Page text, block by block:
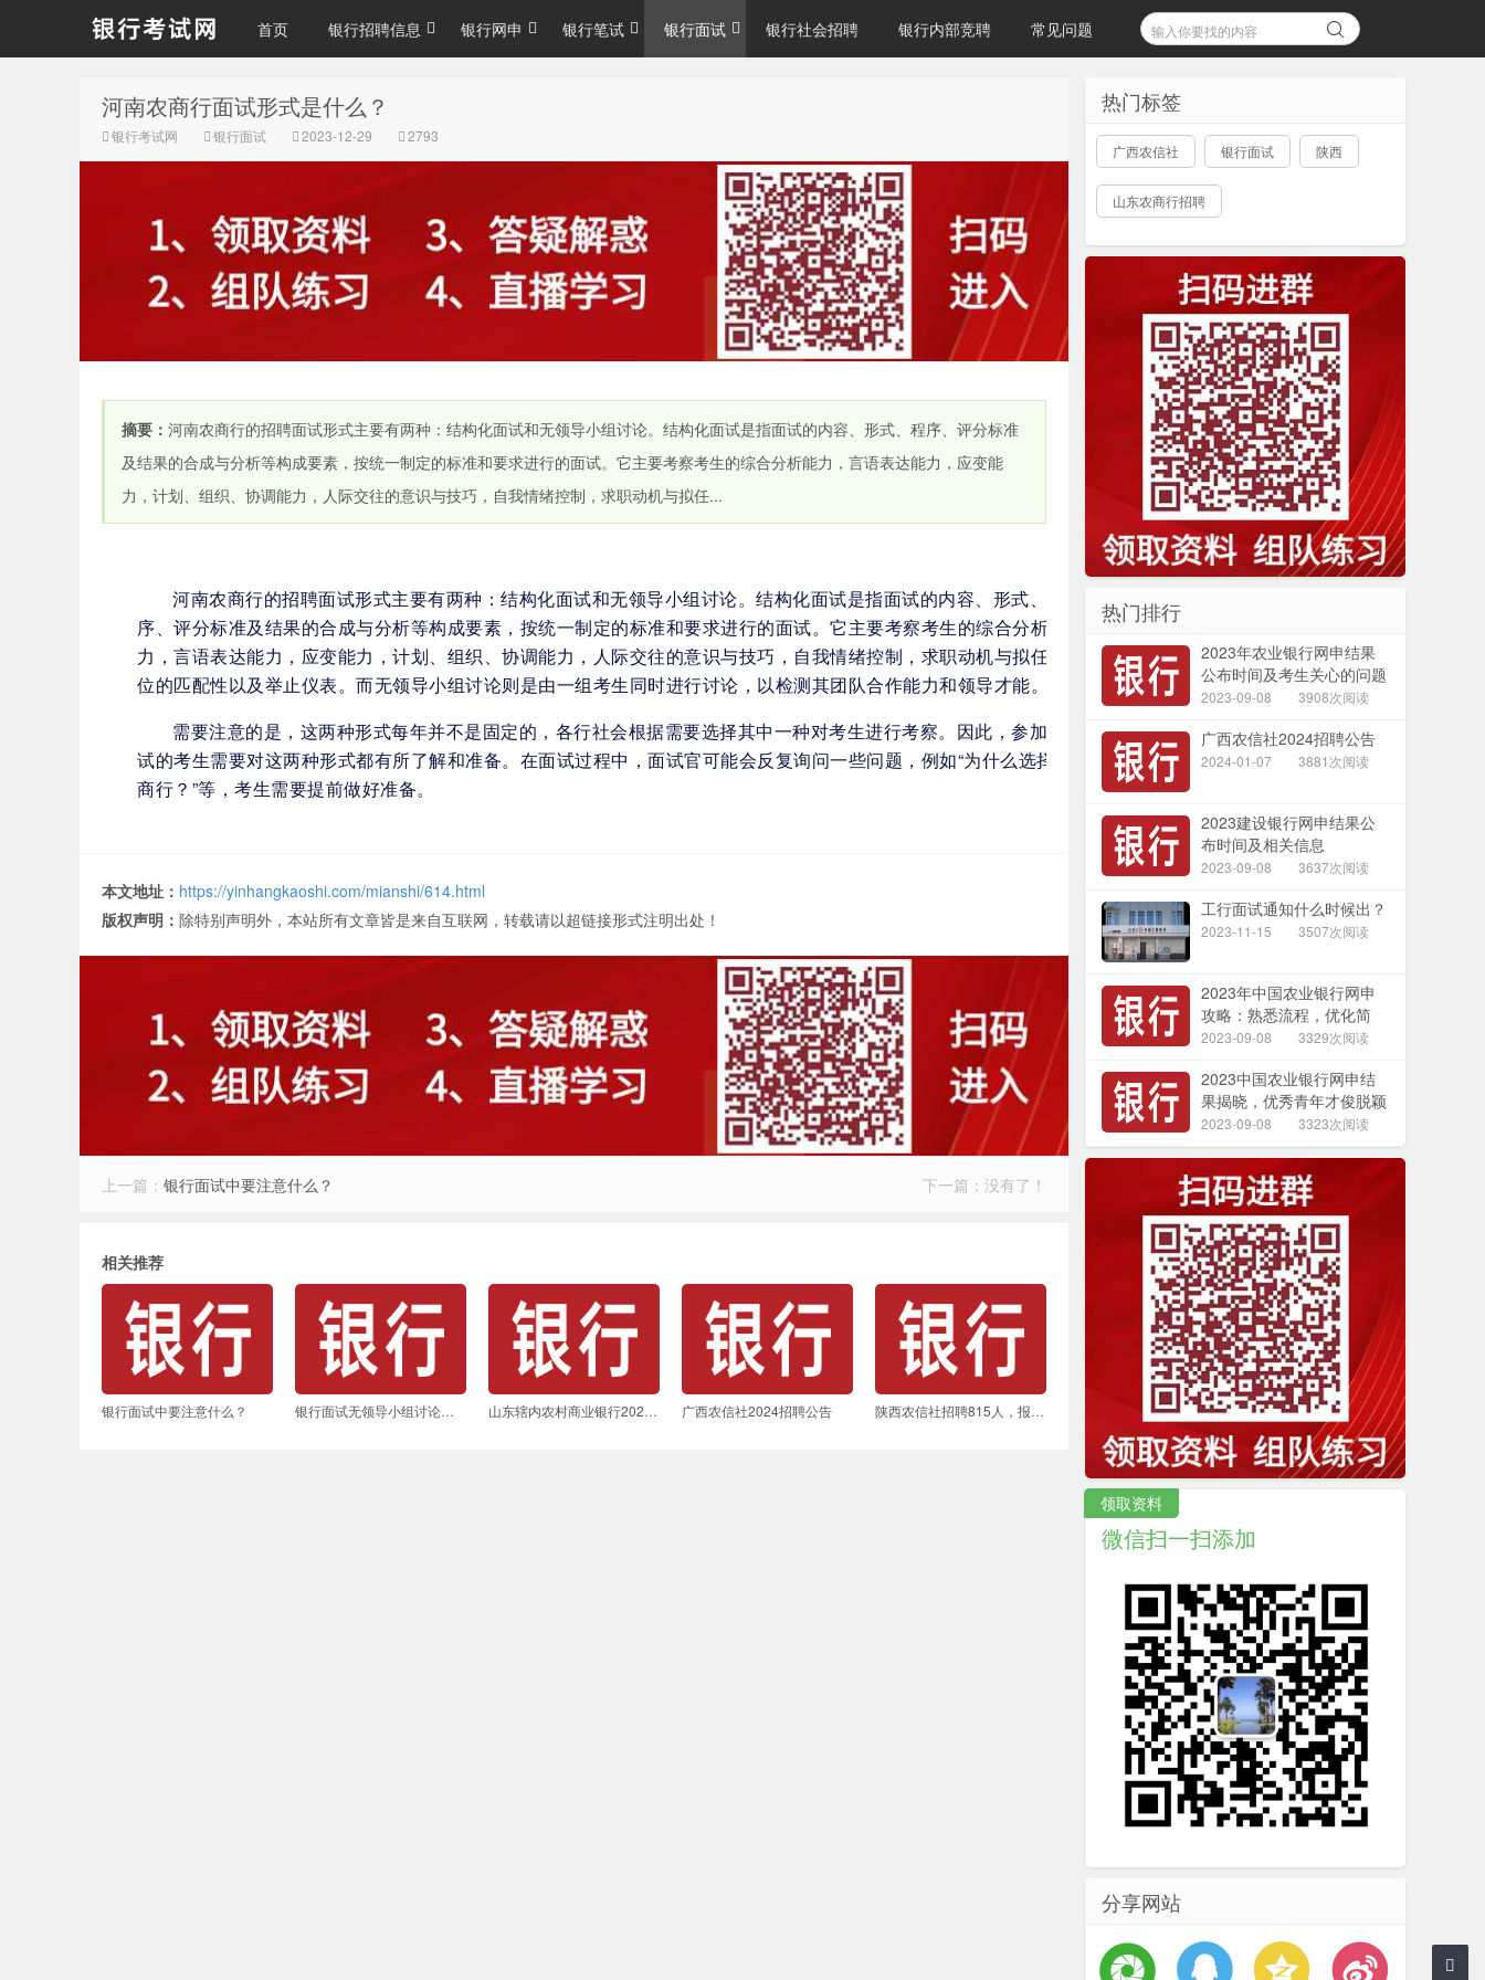
银行考试网
首页 银行招聘信息 银行网申 银行笔试 银行面试 银行社会招聘 银行内部竞聘 常见问题
河南农商行面试形式是什么？
银行考试网 银行面试 2023-12-29 2793
摘要： 河南农商行的招聘面试形式主要有两种：结构化面试和无领导小组讨论。结构化面试是指面试的内容、形式、程序、评分标准
及结果的合成与分析等构成要素，按统一制定的标准和要求进行的面试。它主要考察考生的综合分析能力，言语表达能力，应变能
力，计划、组织、协调能力，人际交往的意识与技巧，自我情绪控制，求职动机与拟任...
河南农商行的招聘面试形式主要有两种：结构化面试和无领导小组讨论。结构化面试是指面试的内容、形式、程
序、评分标准及结果的合成与分析等构成要素，按统一制定的标准和要求进行的面试。它主要考察考生的综合分析能
力，言语表达能力，应变能力，计划、组织、协调能力，人际交往的意识与技巧，自我情绪控制，求职动机与拟任职
位的匹配性以及举止仪表。而无领导小组讨论则是由一组考生同时进行讨论，以检测其团队合作能力和领导才能。
需要注意的是，这两种形式每年并不是固定的，各行社会根据需要选择其中一种对考生进行考察。因此，参加面
试的考生需要对这两种形式都有所了解和准备。在面试过程中，面试官可能会反复询问一些问题，例如“为什么选择农
商行？”等，考生需要提前做好准备。
本文地址： https://yinhangkaoshi.com/mianshi/614.html
版权声明： 除特别声明外，本站所有文章皆是来自互联网，转载请以超链接形式注明出处！
上一篇： 银行面试中要注意什么？ 下一篇：没有了！
相关推荐
银行面试中要注意什么？ 银行面试无领导小组讨论的经验 山东辖内农村商业银行2025年度高校毕业生招聘公告 广西农信社2024招聘公告 陕西农信社招聘815人，报名截止时间到2024年1月7日。
热门标签
广西农信社 银行面试 陕西
山东农商行招聘
热门排行
2023年农业银行网申结果
公布时间及考生关心的问题
解答
2023-09-08 3908次阅读
广西农信社2024招聘公告
2024-01-07 3881次阅读
2023建设银行网申结果公
布时间及相关信息
2023-09-08 3637次阅读
工行面试通知什么时候出？
2023-11-15 3507次阅读
2023年中国农业银行网申
攻略：熟悉流程，优化简
历，稳获成功
2023-09-08 3329次阅读
2023中国农业银行网申结
果揭晓，优秀青年才俊脱颖
而出
2023-09-08 3323次阅读
领取资料
微信扫一扫添加
分享网站